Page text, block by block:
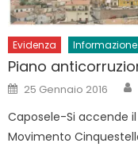
Evidenza Informazione
Piano
Posted
on
25 Gennaio 2016
Caposele-Si accende
Movimento